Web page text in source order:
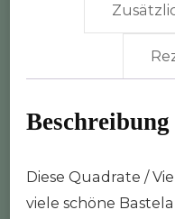
Beschreibung
Diese Quadrate /
viele schöne